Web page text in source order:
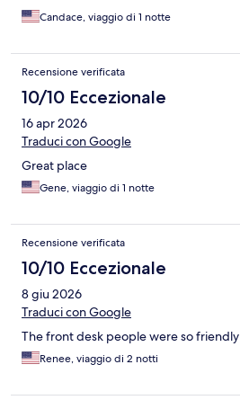
Candace, viaggio di 1 notte
Recensione verificata
10/10 Eccezionale
16 apr 2026
Traduci con Google
Great place
Gene, viaggio di 1 notte
Recensione verificata
10/10 Eccezionale
8 giu 2026
Traduci con Google
The front desk people were so friendly
Renee, viaggio di 2 notti